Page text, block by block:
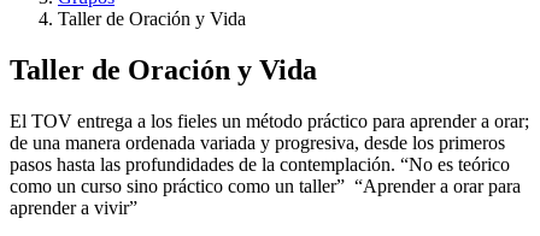
Taller de Oración y Vida
Taller de Oración y Vida
El TOV entrega a los fieles un método práctico para aprender a orar;
de una manera ordenada variada y progresiva, desde los primeros
pasos hasta las profundidades de la contemplación. “No es teórico
como un curso sino práctico como un taller” “Aprender a orar para
aprender a vivir”